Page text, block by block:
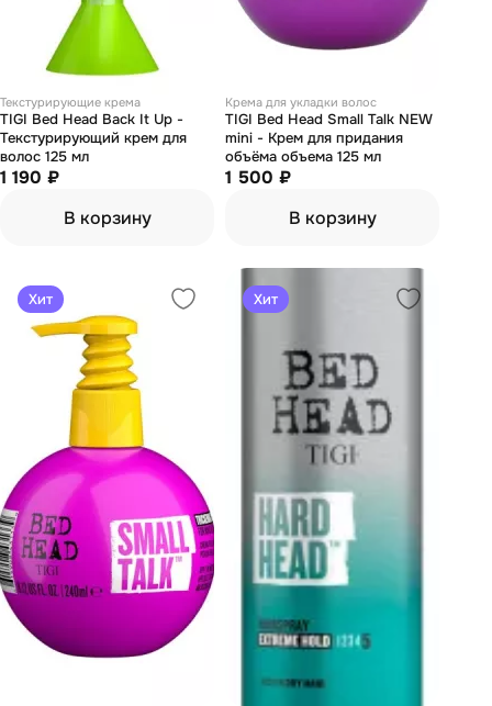
Текстурирующие крема
TIGI Bed Head Back It Up -
Текстурирующий крем для
волос 125 мл
1 190 ₽
В корзину
Крема для укладки волос
TIGI Bed Head Small Talk NEW
mini - Крем для придания
объёма объема 125 мл
1 500 ₽
В корзину
Хит Хит